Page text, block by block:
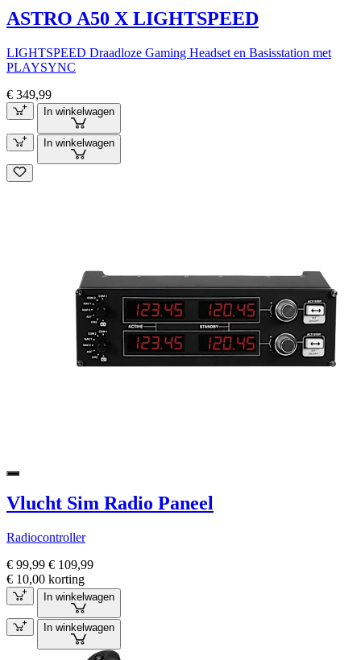
ASTRO A50 X LIGHTSPEED
LIGHTSPEED Draadloze Gaming Headset en Basisstation met
PLAYSYNC
€ 349,99
In winkelwagen
In winkelwagen
Vlucht Sim Radio Paneel
Radiocontroller
€ 99,99 € 109,99
€ 10,00 korting
In winkelwagen
In winkelwagen